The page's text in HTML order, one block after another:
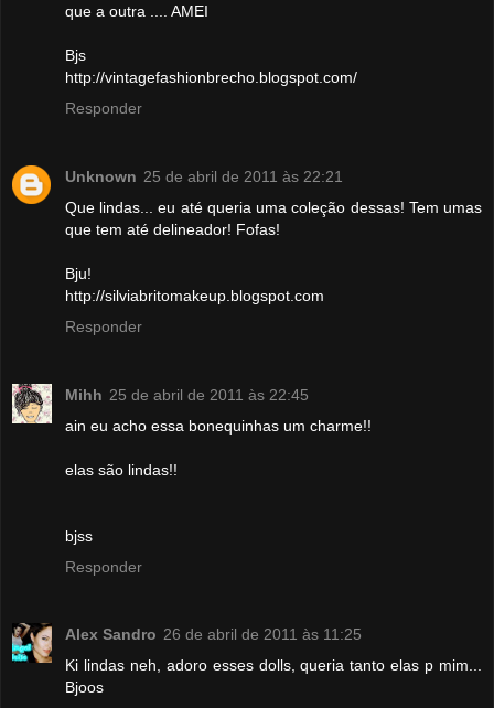
que a outra .... AMEI
Bjs
http://vintagefashionbrecho.blogspot.com/
Responder
Unknown 25 de abril de 2011 às 22:21
Que lindas... eu até queria uma coleção dessas! Tem umas
que tem até delineador! Fofas!
Bju!
http://silviabritomakeup.blogspot.com
Responder
Mihh 25 de abril de 2011 às 22:45
ain eu acho essa bonequinhas um charme!!
elas são lindas!!
bjss
Responder
Alex Sandro 26 de abril de 2011 às 11:25
Ki lindas neh, adoro esses dolls, queria tanto elas p mim...
Bjoos